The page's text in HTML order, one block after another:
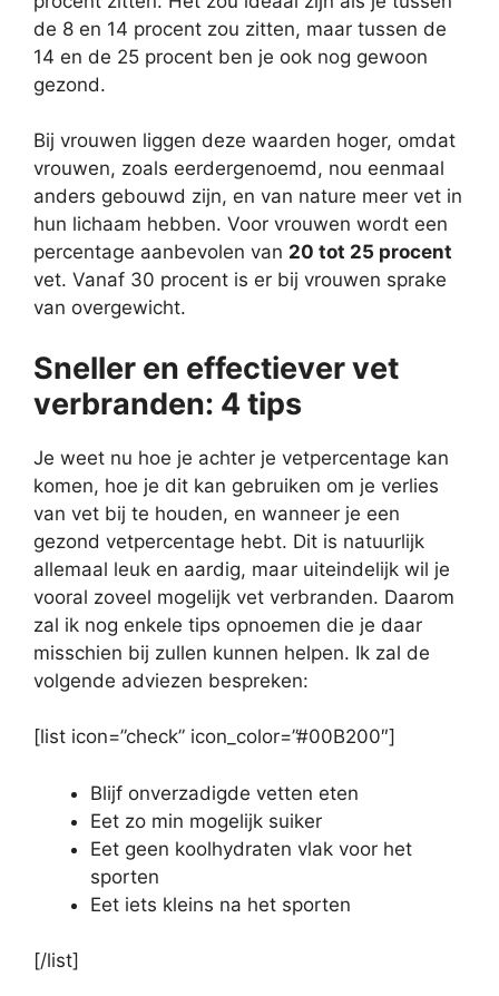
de 8 en 14 procent zou zitten, maar tussen de
14 en de 25 procent ben je ook nog gewoon
gezond.
Bij vrouwen liggen deze waarden hoger, omdat
vrouwen, zoals eerdergenoemd, nou eenmaal
anders gebouwd zijn, en van nature meer vet in
hun lichaam hebben. Voor vrouwen wordt een
percentage aanbevolen van 20 tot 25 procent
vet. Vanaf 30 procent is er bij vrouwen sprake
van overgewicht.
Sneller en effectiever vet
verbranden: 4 tips
Je weet nu hoe je achter je vetpercentage kan
komen, hoe je dit kan gebruiken om je verlies
van vet bij te houden, en wanneer je een
gezond vetpercentage hebt. Dit is natuurlijk
allemaal leuk en aardig, maar uiteindelijk wil je
vooral zoveel mogelijk vet verbranden. Daarom
zal ik nog enkele tips opnoemen die je daar
misschien bij zullen kunnen helpen. Ik zal de
volgende adviezen bespreken:
[list icon=”check” icon_color=”#00B200″]
Blijf onverzadigde vetten eten
Eet zo min mogelijk suiker
Eet geen koolhydraten vlak voor het
sporten
Eet iets kleins na het sporten
[/list]